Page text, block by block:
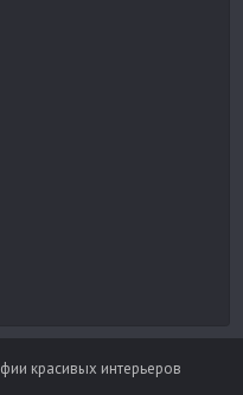
красивых интерьеров